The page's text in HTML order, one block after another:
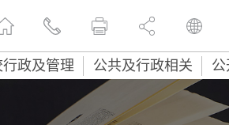
政及管理 公共及行政相关